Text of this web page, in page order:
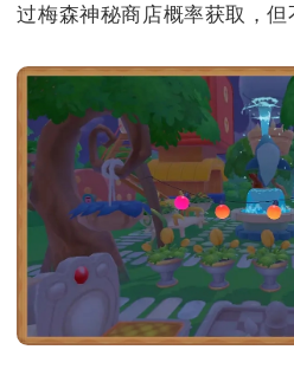
过梅森神秘商店概率获取，但